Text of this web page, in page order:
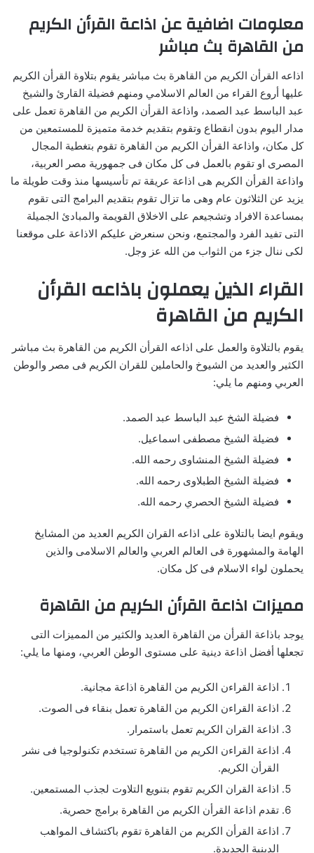
معلومات اضافية عن اذاعة القرأن الكريم
من القاهرة بث مباشر
اذاعه القرأن الكريم من القاهرة بث مباشر يقوم بتلاوة القرأن الكريم
عليها أروع القراء من العالم الاسلامي ومنهم فضيلة القارئ والشيخ
عبد الباسط عبد الصمد، واذاعة القرأن الكريم من القاهرة تعمل على
مدار اليوم بدون انقطاع وتقوم بتقديم خدمة متميزة للمستمعين من
كل مكان، واذاعة القرأن الكريم من القاهرة تقوم بتغطية المجال
المصرى او تقوم بالعمل فى كل مكان فى جمهورية مصر العربية،
واذاعة القرأن الكريم هى اذاعة عريقة تم تأسيسها منذ وقت طويلة ما
يزيد عن الثلاثون عام وهى ما تزال تقوم بتقديم البرامج التى تقوم
بمساعدة الافراد وتشجيعم على الاخلاق القويمة والمبادئ الجميلة
التى تفيد الفرد والمجتمع، ونحن سنعرض عليكم الاذاعة على موقعنا
لكى ننال جزء من الثواب من الله عز وجل.
القراء الذين يعملون باذاعه القرأن
الكريم من القاهرة
يقوم بالتلاوة والعمل على اذاعه القرأن الكريم من القاهرة بث مباشر
الكثير والعديد من الشيوخ والحاملين للقران الكريم فى مصر والوطن
العربي ومنهم ما يلي:
فضيلة الشخ عبد الباسط عبد الصمد.
فضيلة الشيخ مصطفى اسماعيل.
فضيلة الشيخ المنشاوى رحمه الله.
فضيلة الشيخ الطبلاوى رحمه الله.
فضيلة الشيخ الحصري رحمه الله.
ويقوم ايضا بالتلاوة على اذاعه القران الكريم العديد من المشايخ
الهامة والمشهورة فى العالم العربي والعالم الاسلامى والذين
يحملون لواء الاسلام فى كل مكان.
مميزات اذاعة القرأن الكريم من القاهرة
يوجد باذاعة القرأن من القاهرة العديد والكثير من المميزات التى
تجعلها أفضل اذاعة دينية على مستوى الوطن العربي، ومنها ما يلي:
اذاعة القراءن الكريم من القاهرة اذاعة مجانية.
اذاعة القراءن الكريم من القاهرة تعمل بنقاء فى الصوت.
اذاعة القران الكريم تعمل باستمرار.
اذاعة القراءن الكريم من القاهرة تستخدم تكنولوجيا فى نشر
القرأن الكريم.
اذاعة القران الكريم تقوم بتنويع التلاوت لجذب المستمعين.
تقدم اذاعة القرأن الكريم من القاهرة برامج حصرية.
اذاعة القرأن الكريم من القاهرة تقوم باكتشاف المواهب
الدينية الجديدة.